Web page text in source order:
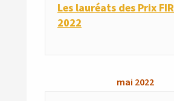
Les lauréats des Prix
2022
mai 2022